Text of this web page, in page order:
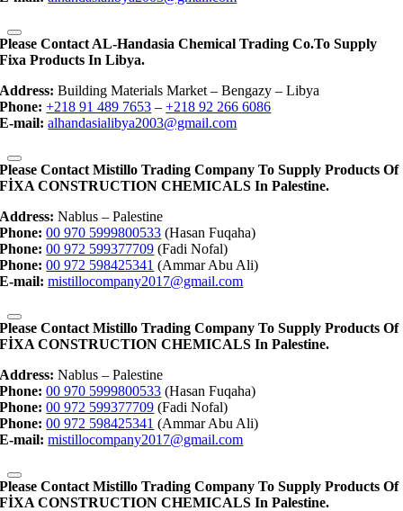
Please Contact AL-Handasia Chemical Trading Co.to Supply
Fixa Products In Libya.
Address: Building Materials Market – Bengazy – Libya
Phone: +218 91 489 7653 –+218 92 266 6086
E-mail: alhandasialibya2003@gmail.com
Please Contact Mistillo Trading Company To Supply Products Of
FİXA CONSTRUCTION CHEMICALS In Palestine.
Address: Nablus – Palestine
Phone: 00 970 5999800533 (Hasan Fuqaha)
Phone: 00 972 599377709 (Fadi Nofal)
Phone: 00 972 598425341 (Ammar Abu Ali)
E-mail: mistillocompany2017@gmail.com
Please Contact Mistillo Trading Company To Supply Products Of
FİXA CONSTRUCTION CHEMICALS In Palestine.
Address: Nablus – Palestine
Phone: 00 970 5999800533 (Hasan Fuqaha)
Phone: 00 972 599377709 (Fadi Nofal)
Phone: 00 972 598425341 (Ammar Abu Ali)
E-mail: mistillocompany2017@gmail.com
Please Contact Mistillo Trading Company To Supply Products Of
FİXA CONSTRUCTION CHEMICALS In Palestine.